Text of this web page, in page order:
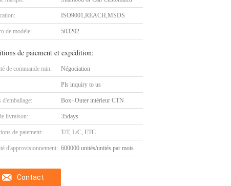
ISO9001,REACH,MSDS
de modèle: 503202
de paiement et expédition:
de commande min: Négociation
Pls inquiry to us
d'emballage: Box+Outer intérieur CTN
livraison: 35days
de paiement: T/T, L/C, ETC.
d'approvisionnement: 600000 unités/unités par mois
Contact